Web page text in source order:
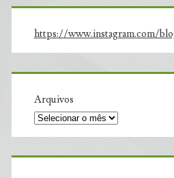
https://www.instagram.com/
Arquivos